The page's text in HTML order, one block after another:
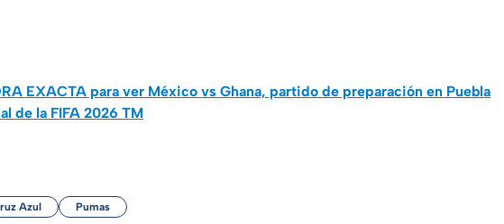
EXACTA para ver México vs Ghana, partido de preparación en Puebla
de la FIFA 2026 TM
Azul Pumas